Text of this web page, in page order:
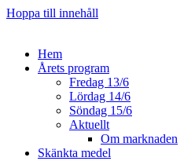
Hoppa till innehåll
Hem
Årets program
Fredag 13/6
Lördag 14/6
Söndag 15/6
Aktuellt
Om marknaden
Skänkta medel